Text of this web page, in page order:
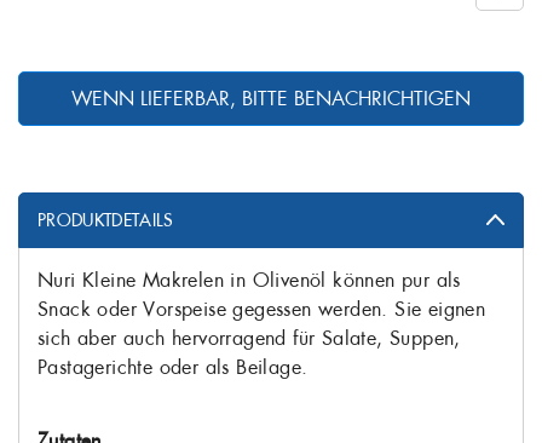
PRODUKTDETAILS
Nuri Kleine Makrelen in Olivenöl können pur als
Snack oder Vorspeise gegessen werden. Sie eignen
sich aber auch hervorragend für Salate, Suppen,
Pastagerichte oder als Beilage.
WENN LIEFERBAR, BITTE BENACHRICHTIGEN